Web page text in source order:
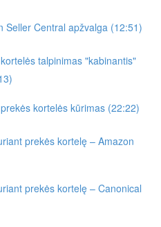
Seller Central apžvalga (12:51)
talpinimas "kabinantis"
kortelės kūrimas (22:22)
prekės kortelę – Amazon
prekės kortelę – Canonical